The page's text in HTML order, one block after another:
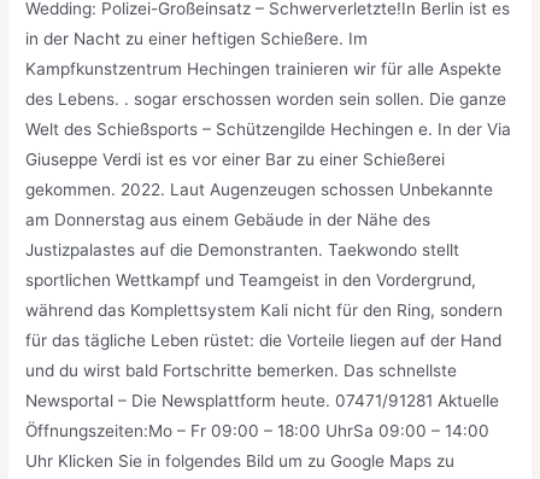
Wedding: Polizei-Großeinsatz – Schwerverletzte!In Berlin ist es
in der Nacht zu einer heftigen Schießere. Im
Kampfkunstzentrum Hechingen trainieren wir für alle Aspekte
des Lebens. . sogar erschossen worden sein sollen. Die ganze
Welt des Schießsports – Schützengilde Hechingen e. In der Via
Giuseppe Verdi ist es vor einer Bar zu einer Schießerei
gekommen. 2022. Laut Augenzeugen schossen Unbekannte
am Donnerstag aus einem Gebäude in der Nähe des
Justizpalastes auf die Demonstranten. Taekwondo stellt
sportlichen Wettkampf und Teamgeist in den Vordergrund,
während das Komplettsystem Kali nicht für den Ring, sondern
für das tägliche Leben rüstet: die Vorteile liegen auf der Hand
und du wirst bald Fortschritte bemerken. Das schnellste
Newsportal – Die Newsplattform heute. 07471/91281 Aktuelle
Öffnungszeiten:Mo – Fr 09:00 – 18:00 UhrSa 09:00 – 14:00
Uhr Klicken Sie in folgendes Bild um zu Google Maps zu